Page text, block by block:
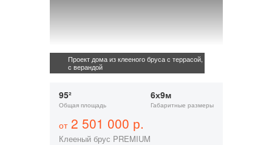
Проект дома из клееного бруса с террасой,
с верандой
95²
Общая площадь
6х9м
Габаритные размеры
от2 501 000 р.
Клееный брус PREMIUM